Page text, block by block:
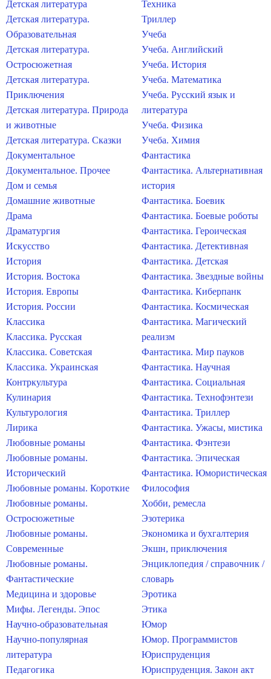
Детская литература
Детская литература.
Образовательная
Детская литература.
Остросюжетная
Детская литература.
Приключения
Детская литература. Природа
и животные
Детская литература. Сказки
Документальное
Документальное. Прочее
Дом и семья
Домашние животные
Драма
Драматургия
Искусство
История
История. Востока
История. Европы
История. России
Классика
Классика. Русская
Классика. Советская
Классика. Украинская
Контркультура
Кулинария
Культурология
Лирика
Любовные романы
Любовные романы.
Исторический
Любовные романы. Короткие
Любовные романы.
Остросюжетные
Любовные романы.
Современные
Любовные романы.
Фантастические
Медицина и здоровье
Мифы. Легенды. Эпос
Научно-образовательная
Научно-популярная
литература
Педагогика
Техника
Триллер
Учеба
Учеба. Английский
Учеба. История
Учеба. Математика
Учеба. Русский язык и
литература
Учеба. Физика
Учеба. Химия
Фантастика
Фантастика. Альтернативная
история
Фантастика. Боевик
Фантастика. Боевые роботы
Фантастика. Героическая
Фантастика. Детективная
Фантастика. Детская
Фантастика. Звездные войны
Фантастика. Киберпанк
Фантастика. Космическая
Фантастика. Магический
реализм
Фантастика. Мир пауков
Фантастика. Научная
Фантастика. Социальная
Фантастика. Технофэнтези
Фантастика. Триллер
Фантастика. Ужасы, мистика
Фантастика. Фэнтези
Фантастика. Эпическая
Фантастика. Юмористическая
Философия
Хобби, ремесла
Эзотерика
Экономика и бухгалтерия
Экшн, приключения
Энциклопедия / справочник /
словарь
Эротика
Этика
Юмор
Юмор. Программистов
Юриспруденция
Юриспруденция. Закон акт